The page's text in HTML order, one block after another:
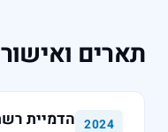
ואישורים
הדמיית רשתית